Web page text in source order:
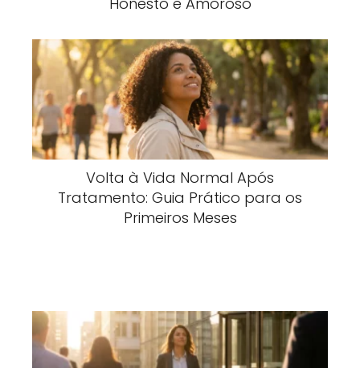
Volta à Vida Normal Após
Tratamento: Guia Prático para os
Primeiros Meses